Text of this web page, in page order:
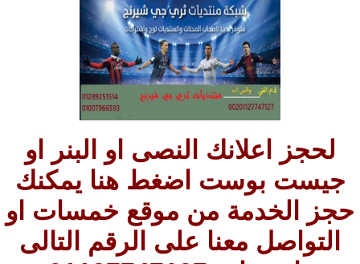
لحجز اعلانك النصى او البنر او
جيست بوست اضغط هنا يمكنك
حجز الخدمة من موقع خمسات او
التواصل معنا على الرقم التالى